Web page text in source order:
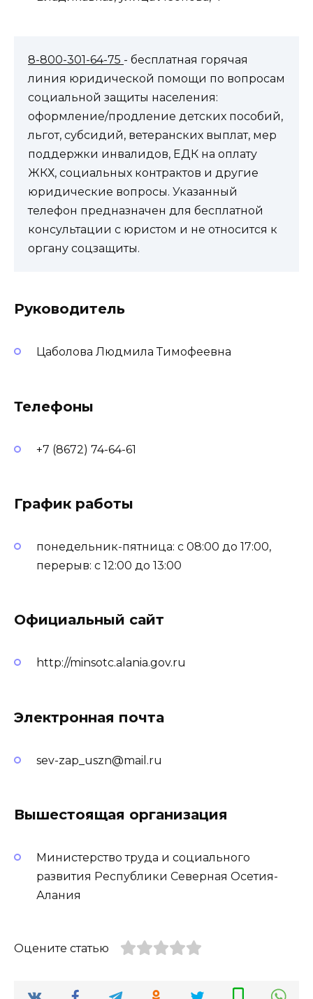
8-800-301-64-75 - бесплатная горячая
линия юридической помощи по вопросам
социальной защиты населения:
оформление/продление детских пособий,
льгот, субсидий, ветеранских выплат, мер
поддержки инвалидов, ЕДК на оплату
ЖКХ, социальных контрактов и другие
юридические вопросы. Указанный
телефон предназначен для бесплатной
консультации с юристом и не относится к
органу соцзащиты.
Руководитель
Цаболова Людмила Тимофеевна
Телефоны
+7 (8672) 74-64-61
График работы
понедельник-пятница: с 08:00 до 17:00,
перерыв: с 12:00 до 13:00
Официальный сайт
http://minsotc.alania.gov.ru
Электронная почта
sev-zap_uszn@mail.ru
Вышестоящая организация
Министерство труда и социального
развития Республики Северная Осетия-
Алания
Оцените статью